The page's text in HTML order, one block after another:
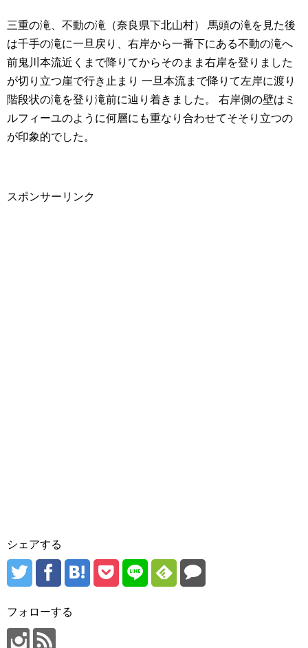
三重の滝、不動の滝（奈良県下北山村） 馬頭の滝を見た後
は千手の滝に一旦戻り、右岸から一番下にある不動の滝へ
前鬼川本流近くまで降りてからそのまま右岸を登りました
が切り立つ崖で行き止まり 一旦本流まで降りて左岸に渡り
階段状の滝を登り滝前に辿り着きました。 右岸側の壁はミ
ルフィーユのように何層にも重なり合わせてそそり立つの
が印象的でした。
スポンサーリンク
シェアする
フォローする